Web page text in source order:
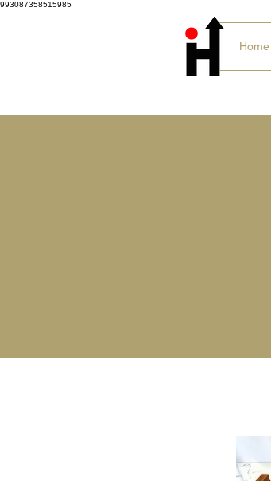
993087358515985
Home